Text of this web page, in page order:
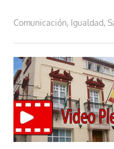
Comunicación, Igualdad,